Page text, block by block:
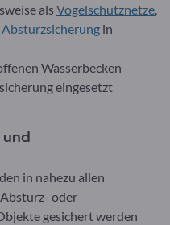
als Vogelschutznetze
Absturzsicherung in
Wasserbecken
eingesetzt
in nahezu allen
oder
gesichert werden